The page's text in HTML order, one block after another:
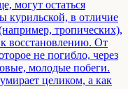
могут остаться
курильской, в отличие
тропических),
к восстановлению. От
не погибло, через
молодые побеги.
целиком, а как